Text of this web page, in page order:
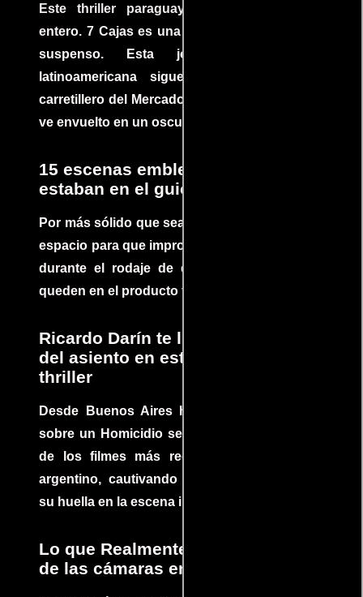
Este thriller paraguayo cautivó al mundo
entero. 7 Cajas es una explosión de acción y
suspenso. Esta joya cinematográfica
latinoamericana sigue la historia de un
carretillero del Mercado 4 de Asunción que se
ve envuelto en un oscuro mundo de crimen
15 escenas emblemáticas que no
estaban en el guion
Por más sólido que sea un guión siempre hay
espacio para que improvisaciones que se dan
durante el rodaje de determinadas escenas
queden en el producto final.
Ricardo Darín te llevará al borde
del asiento en este increíble
thriller
Desde Buenos Aires hasta el mundo, Tesis
sobre un Homicidio se ha convertido en uno
de los filmes más recomendados del cine
argentino, cautivando audiencias y dejando
su huella en la escena internacional.
Lo que Realmente Sucedió detrás
de las cámaras en Jurassic Park